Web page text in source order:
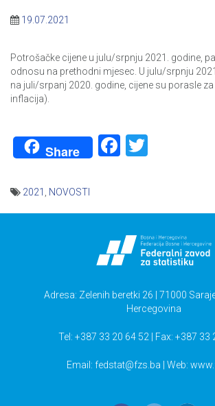
19.07.2021
Potrošačke cijene u julu/srpnju 2021. godine,
odnosu na prethodni mjesec. U julu/srpnju
na juli/srpanj 2020. godine, cijene su porasle
inflacija).
Share Facebook
2021 NOVOSTI
Adresa: Zelenih beretki 26 | 71000
Hercegovina
Tel: +387 33 20 64 52 | Fax: +387 33
Email: fedstat@fzs.ba | Web: